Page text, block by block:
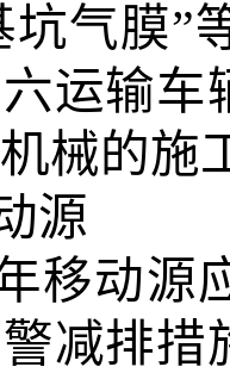
坑气膜”
运输车
械的施
源
移动源
减排